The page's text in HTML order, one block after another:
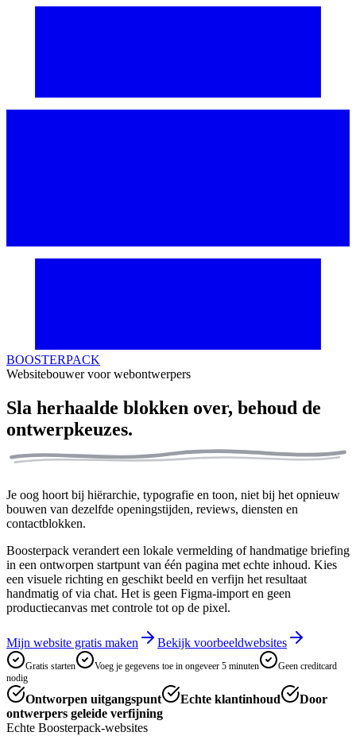
BOOSTERPACK
Websitebouwer voor webontwerpers
Sla herhaalde blokken over, behoud de
ontwerpkeuzes.
Je oog hoort bij hiërarchie, typografie en toon, niet bij het opnieuw
bouwen van dezelfde openingstijden, reviews, diensten en
contactblokken.
Boosterpack verandert een lokale vermelding of handmatige briefing
in een ontworpen startpunt van één pagina met echte inhoud. Kies
een visuele richting en geschikt beeld en verfijn het resultaat
handmatig of via chat. Het is geen Figma-import en geen
productiecanvas met controle tot op de pixel.
Mijn website gratis maken Bekijk voorbeeldwebsites
Gratis starten Voeg je gegevens toe in ongeveer 5 minuten
Geen creditcard
nodig
Ontworpen uitgangspunt Echte klantinhoud
Door
ontwerpers geleide verfijning
Echte Boosterpack-websites